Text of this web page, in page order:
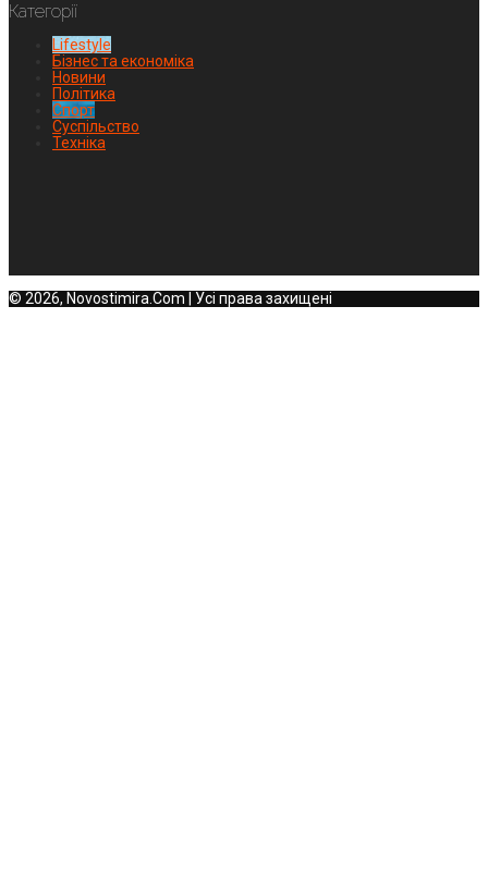
Категорії
Lifestyle
Бізнес та економіка
Новини
Політика
Спорт
Суспільство
Техніка
© 2026, Novostimira.Com | Усі права захищені